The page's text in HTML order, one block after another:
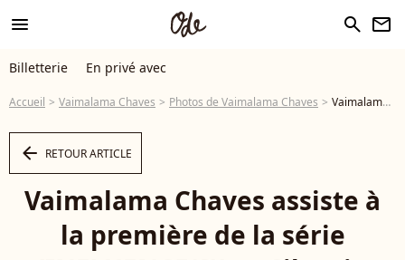
menu search newsletter
Billetterie En privé avec
Accueil Vaimalama Chaves Photos de Vaimalama Chaves Vaimalama Chaves assiste à la première de la série 'INFLUENCE(S)' au Silencio des Pres le 27 février 2024 à Paris, France. Photo by Nasser Berzane/ABACAPRESS.COM - Photo
arrow_left RETOUR ARTICLE
Vaimalama Chaves assiste à
la première de la série